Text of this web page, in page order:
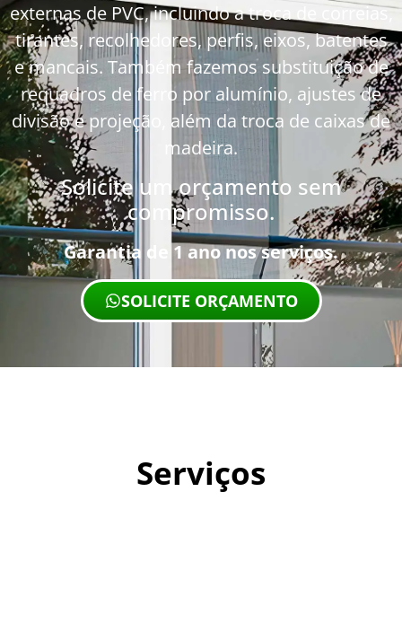
externas de PVC, incluindo a troca de correias,
tirantes, recolhedores, perfis, eixos, batentes
e mancais. Também fazemos substituição de
requadros de ferro por alumínio, ajustes de
divisão e projeção, além da troca de caixas de
madeira.
Solicite um orçamento sem
compromisso.
Garantia de 1 ano nos serviços.
SOLICITE ORÇAMENTO
Serviços